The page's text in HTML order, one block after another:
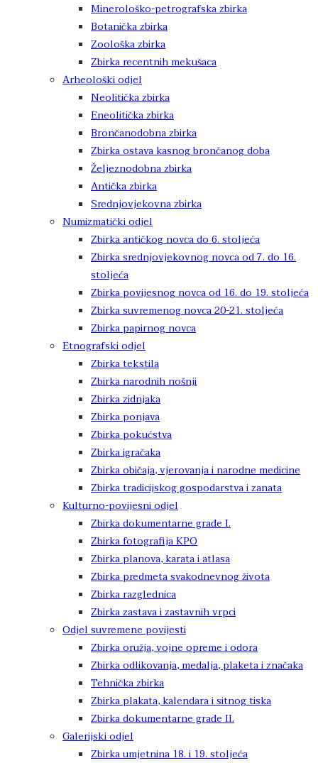
Minerološko-petrografska zbirka
Botanička zbirka
Zoološka zbirka
Zbirka recentnih mekušaca
Arheološki odjel
Neolitička zbirka
Eneolitička zbirka
Brončanodobna zbirka
Zbirka ostava kasnog brončanog doba
Željeznodobna zbirka
Antička zbirka
Srednjovjekovna zbirka
Numizmatički odjel
Zbirka antičkog novca do 6. stoljeća
Zbirka srednjovjekovnog novca od 7. do 16.
stoljeća
Zbirka povijesnog novca od 16. do 19. stoljeća
Zbirka suvremenog novca 20-21. stoljeća
Zbirka papirnog novca
Etnografski odjel
Zbirka tekstila
Zbirka narodnih nošnji
Zbirka zidnjaka
Zbirka ponjava
Zbirka pokućstva
Zbirka igračaka
Zbirka običaja, vjerovanja i narodne medicine
Zbirka tradicijskog gospodarstva i zanata
Kulturno-povijesni odjel
Zbirka dokumentarne građe I.
Zbirka fotografija KPO
Zbirka planova, karata i atlasa
Zbirka predmeta svakodnevnog života
Zbirka razglednica
Zbirka zastava i zastavnih vrpci
Odjel suvremene povijesti
Zbirka oružja, vojne opreme i odora
Zbirka odlikovanja, medalja, plaketa i značaka
Tehnička zbirka
Zbirka plakata, kalendara i sitnog tiska
Zbirka dokumentarne građe II.
Galerijski odjel
Zbirka umjetnina 18. i 19. stoljeća